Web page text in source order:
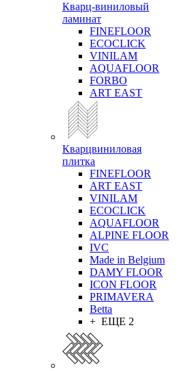
Кварц-виниловый
ламинат
FINEFLOOR
ECOCLICK
VINILAM
AQUAFLOOR
FORBO
ART EAST
Кварцвиниловая
плитка
FINEFLOOR
ART EAST
VINILAM
ECOCLICK
AQUAFLOOR
ALPINE FLOOR
IVC
Made in Belgium
DAMY FLOOR
ICON FLOOR
PRIMAVERA
Betta
+ ЕЩЕ 2